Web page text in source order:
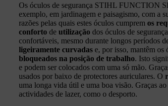
Os óculos de segurança STIHL FUNCTION
exemplo, em jardinagem e paisagismo, com a
razões pelas quais estes óculos cumprem os
conforto de utilização dos óculos de
confortáveis, mesmo durante longos períodos
ligeiramente curvadas e, por isso, mantêm os
bloqueados na posição de trabalho. Isto
e podem ser colocados com uma só mão.
usados por baixo de protectores auriculares. O
uma longa vida útil e uma boa visão. Graças
actividades de lazer, como o desporto.